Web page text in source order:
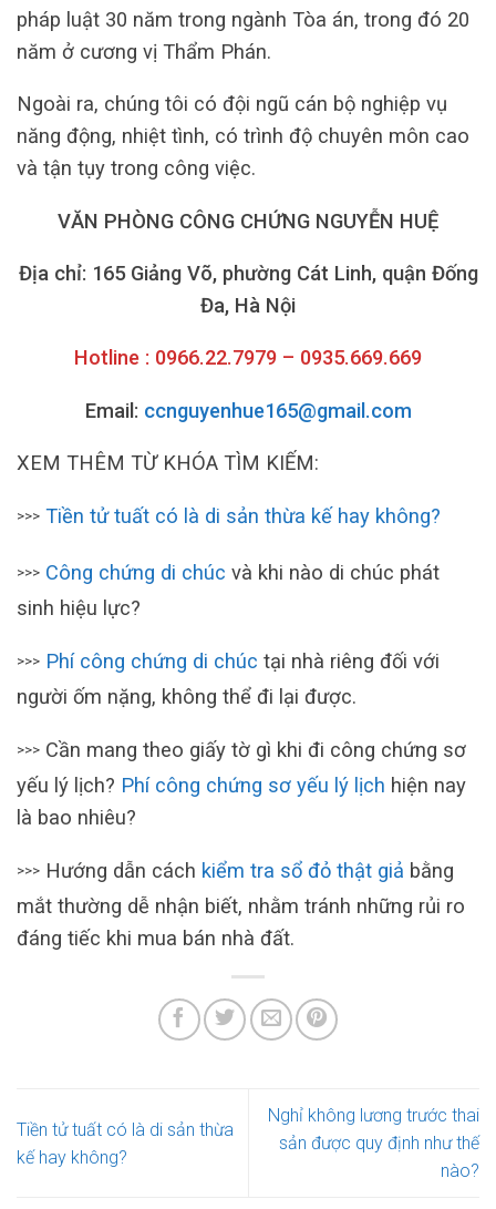
pháp luật 30 năm trong ngành Tòa án, trong đó 20
năm ở cương vị Thẩm Phán.
Ngoài ra, chúng tôi có đội ngũ cán bộ nghiệp vụ
năng động, nhiệt tình, có trình độ chuyên môn cao
và tận tụy trong công việc.
VĂN PHÒNG CÔNG CHỨNG NGUYỄN HUỆ
Địa chỉ: 165 Giảng Võ, phường Cát Linh, quận Đống
Đa, Hà Nội
Hotline : 0966.22.7979 – 0935.669.669
Email: ccnguyenhue165@gmail.com
XEM THÊM TỪ KHÓA TÌM KIẾM:
>>> Tiền tử tuất có là di sản thừa kế hay không?
>>> Công chứng di chúc và khi nào di chúc phát
sinh hiệu lực?
>>> Phí công chứng di chúc tại nhà riêng đối với
người ốm nặng, không thể đi lại được.
>>> Cần mang theo giấy tờ gì khi đi công chứng sơ
yếu lý lịch? Phí công chứng sơ yếu lý lịch hiện nay
là bao nhiêu?
>>> Hướng dẫn cách kiểm tra sổ đỏ thật giả bằng
mắt thường dễ nhận biết, nhằm tránh những rủi ro
đáng tiếc khi mua bán nhà đất.
Tiền tử tuất có là di sản thừa
kế hay không?
Nghỉ không lương trước thai
sản được quy định như thế
nào?